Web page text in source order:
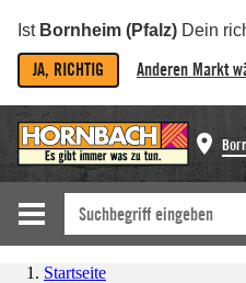
Ist Bornheim (Pfalz) Dein
JA, RICHTIG Anderen Markt
Startseite